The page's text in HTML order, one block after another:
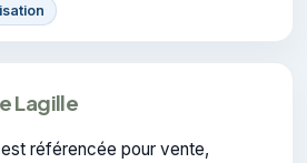
Lagille
référencée pour vente,